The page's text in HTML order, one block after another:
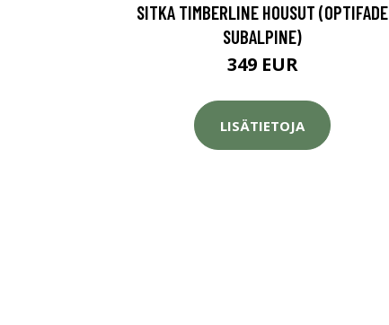
SITKA TIMBERLINE HOUSUT (OPTIFADE
SUBALPINE)
349 EUR
LISÄTIETOJA